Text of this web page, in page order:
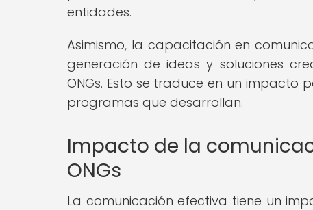
entidades.
Asimismo, la capacitación en
generación de ideas y soluciones
ONGs. Esto se traduce en un impacto
programas que desarrollan.
Impacto de la
ONGs
La comunicación efectiva tiene un